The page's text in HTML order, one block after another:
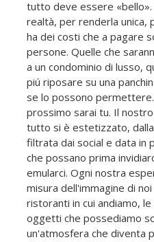
tutto deve essere
realtà, per renderla
ha dei costi che a pagare
persone. Quelle che
a un condominio di lusso,
piú riposare su una
se lo possono permettere.
prossimo sarai tu. Il
tutto si è estetizzato,
filtrata dai social e data in
che possano prima
emularci. Ogni nostra
misura dell'immagine di
ristoranti in cui andiamo,
oggetti che possediamo
un'atmosfera che diventa